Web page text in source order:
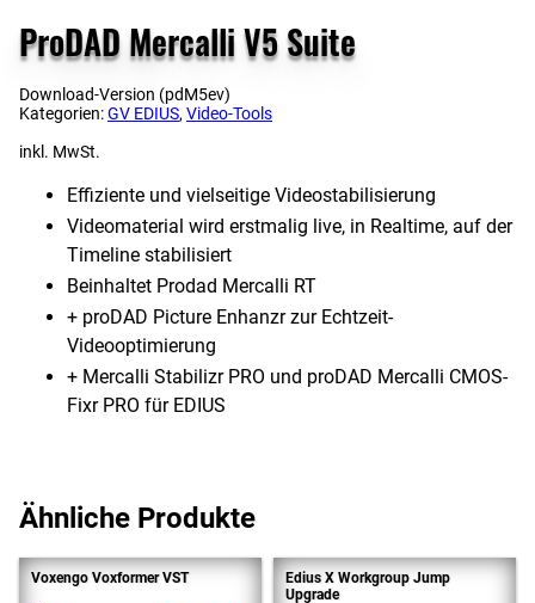
ProDAD Mercalli V5 Suite
Download-Version (pdM5ev)
Kategorien:GV EDIUS, Video-Tools
inkl. MwSt.
Effiziente und vielseitige Videostabilisierung
Videomaterial wird erstmalig live, in Realtime, auf der
Timeline stabilisiert
Beinhaltet Prodad Mercalli RT
+ proDAD Picture Enhanzr zur Echtzeit-
Videooptimierung
+ Mercalli Stabilizr PRO und proDAD Mercalli CMOS-
Fixr PRO für EDIUS
Ähnliche Produkte
Voxengo Voxformer VST
Edius X Workgroup Jump
Upgrade